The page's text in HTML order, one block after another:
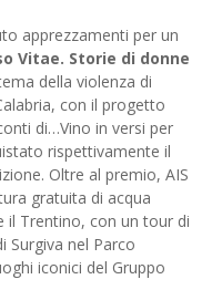
apprezzamenti per un
Vitae. Storie di donne
della violenza di
con il progetto
di…Vino in versi per
rispettivamente il
Oltre al premio, AIS
gratuita di acqua
il Trentino, con un tour di
Surgiva nel Parco
iconici del Gruppo